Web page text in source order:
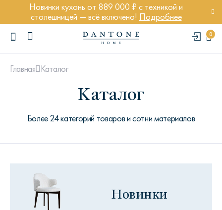
Новинки кухонь от 889 000 ₽ с техникой и
столешницей — всё включено! Подробнее
0
Диван Марсель
Кровать Ньюбери
Стул Престон
Textures
Главная Каталог
Каталог
Более 24 категорий товаров и сотни материалов
Новинки